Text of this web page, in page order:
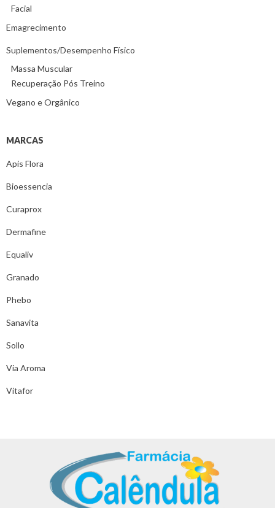
Facial
Emagrecimento
Suplementos/Desempenho Físico
Massa Muscular
Recuperação Pós Treino
Vegano e Orgânico
MARCAS
Apis Flora
Bioessencia
Curaprox
Dermafine
Equaliv
Granado
Phebo
Sanavita
Sollo
Via Aroma
Vitafor